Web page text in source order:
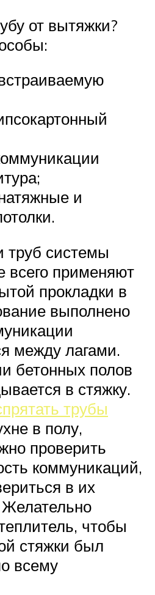
от вытяжки?
и
труб системы
всего применяют
прокладки в
выполнено
между лагами.
бетонных полов
в стяжку.
трубы
в полу,
проверить
коммуникаций,
в их
Желательно
чтобы
стяжки был
всему